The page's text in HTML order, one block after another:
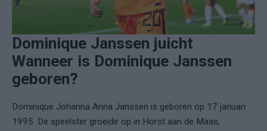
Dominique Janssen juicht
Wanneer is Dominique Janssen
geboren?
Dominique Johanna Anna Janssen is geboren op 17 januari
1995. De speelster groeide op in Horst aan de Maas,